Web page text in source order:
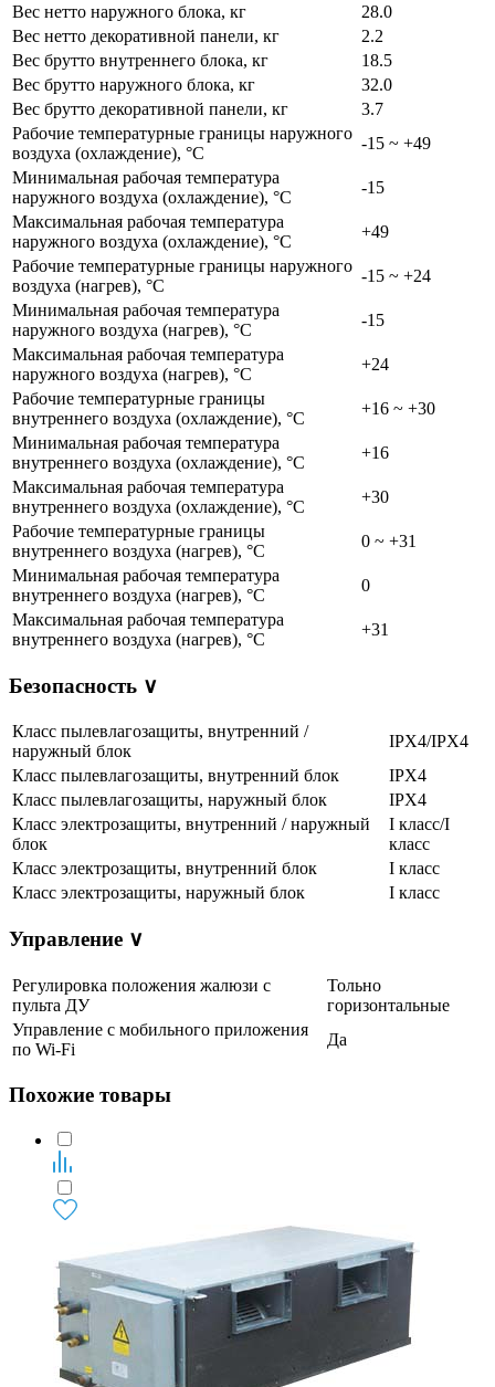
Вес нетто наружного блока, кг
28.0
Вес нетто декоративной панели, кг
2.2
Вес брутто внутреннего блока, кг
18.5
Вес брутто наружного блока, кг
32.0
Вес брутто декоративной панели, кг
3.7
Рабочие температурные границы наружного
воздуха (охлаждение), °C
-15 ~ +49
Минимальная рабочая температура
наружного воздуха (охлаждение), °C
-15
Максимальная рабочая температура
наружного воздуха (охлаждение), °C
+49
Рабочие температурные границы наружного
воздуха (нагрев), °C
-15 ~ +24
Минимальная рабочая температура
наружного воздуха (нагрев), °C
-15
Максимальная рабочая температура
наружного воздуха (нагрев), °C
+24
Рабочие температурные границы
внутреннего воздуха (охлаждение), °C
+16 ~ +30
Минимальная рабочая температура
внутреннего воздуха (охлаждение), °C
+16
Максимальная рабочая температура
внутреннего воздуха (охлаждение), °C
+30
Рабочие температурные границы
внутреннего воздуха (нагрев), °C
0 ~ +31
Минимальная рабочая температура
внутреннего воздуха (нагрев), °C
0
Максимальная рабочая температура
внутреннего воздуха (нагрев), °C
+31
Безопасность ∨
Класс пылевлагозащиты, внутренний /
наружный блок
IPX4/IPX4
Класс пылевлагозащиты, внутренний блок
IPX4
Класс пылевлагозащиты, наружный блок
IPX4
Класс электрозащиты, внутренний / наружный
блок
I класс/I
класс
Класс электрозащиты, внутренний блок
I класс
Класс электрозащиты, наружный блок
I класс
Управление ∨
Регулировка положения жалюзи с
пульта ДУ
Тольно
горизонтальные
Управление c мобильного приложения
по Wi-Fi
Да
Похожие товары